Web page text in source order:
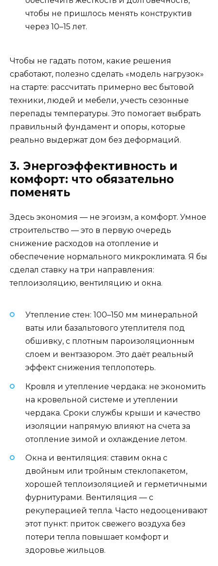
чтобы не пришлось менять конструктив
через 10–15 лет.
Чтобы не гадать потом, какие решения
сработают, полезно сделать «модель нагрузок»
на старте: рассчитать примерно вес бытовой
техники, людей и мебели, учесть сезонные
перепады температуры. Это помогает выбрать
правильный фундамент и опоры, которые
реально выдержат дом без деформаций.
3. Энергоэффективность и
комфорт: что обязательно
поменять
Здесь экономия — не эгоизм, а комфорт. Умное
строительство — это в первую очередь
снижение расходов на отопление и
обеспечение нормального микроклимата. Я бы
сделал ставку на три направления:
теплоизоляцию, вентиляцию и окна.
Утепление стен: 100–150 мм минеральной
ваты или базальтового утеплителя под
обшивку, с плотным пароизоляционным
слоем и вентзазором. Это даёт реальный
эффект снижения теплопотерь.
Кровля и утепление чердака: не экономить
на кровельной системе и утеплении
чердака. Сроки службы крыши и качество
изоляции напрямую влияют на счета за
отопление зимой и охлаждение летом.
Окна и вентиляция: ставим окна с
двойным или тройным стеклопакетом,
хорошей теплоизоляцией и герметичными
фурнитурами. Вентиляция — с
рекуперацией тепла. Часто недооценивают
этот пункт: приток свежего воздуха без
потери тепла повышает комфорт и
здоровье жильцов.